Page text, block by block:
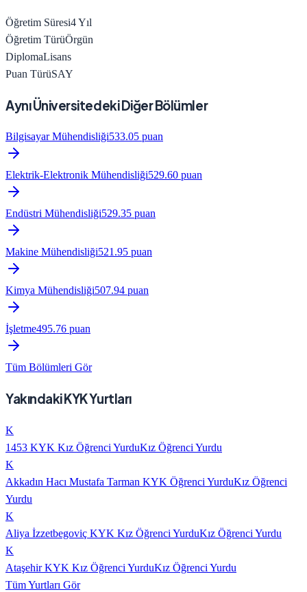
Öğretim Süresi4Yıl
Öğretim TürüÖrgün
DiplomaLisans
Puan TürüSAY
Aynı Üniversitedeki Diğer Bölümler
Bilgisayar Mühendisliği533.05 puan
Elektrik-Elektronik Mühendisliği529.60 puan
Endüstri Mühendisliği529.35 puan
Makine Mühendisliği521.95 puan
Kimya Mühendisliği507.94 puan
İşletme495.76 puan
Tüm Bölümleri Gör
Yakındaki KYK Yurtları
K
1453 KYK Kız Öğrenci YurduKız Öğrenci Yurdu
K
Akkadın Hacı Mustafa Tarman KYK Öğrenci YurduKız Öğrenci
Yurdu
K
Aliya İzzetbegoviç KYK Kız Öğrenci YurduKız Öğrenci Yurdu
K
Ataşehir KYK Kız Öğrenci YurduKız Öğrenci Yurdu
Tüm Yurtları Gör